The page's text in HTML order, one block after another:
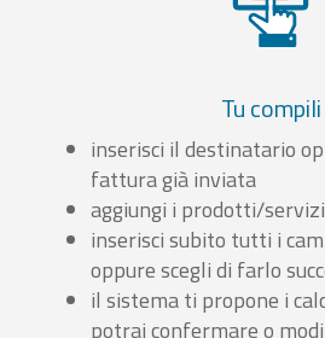
Tu compili
inserisci il destinatario
fattura già inviata
aggiungi i prodotti/servizi
inserisci subito tutti i
oppure scegli di farlo
il sistema ti propone i
potrai confermare o